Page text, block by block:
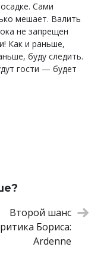
Сами
мешает. Валить
не запрещен
Как и раньше,
буду следить.
гости — будет
Второй шанс
Бориса:
Ardenne